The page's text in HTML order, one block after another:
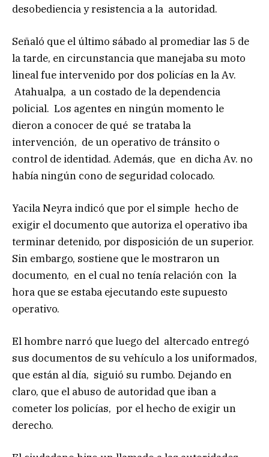
desobediencia y resistencia a la autoridad.
Señaló que el último sábado al promediar las 5 de
la tarde, en circunstancia que manejaba su moto
lineal fue intervenido por dos policías en la Av.
Atahualpa, a un costado de la dependencia
policial. Los agentes en ningún momento le
dieron a conocer de qué se trataba la
intervención, de un operativo de tránsito o
control de identidad. Además, que en dicha Av. no
había ningún cono de seguridad colocado.
Yacila Neyra indicó que por el simple hecho de
exigir el documento que autoriza el operativo iba
terminar detenido, por disposición de un superior.
Sin embargo, sostiene que le mostraron un
documento, en el cual no tenía relación con la
hora que se estaba ejecutando este supuesto
operativo.
El hombre narró que luego del altercado entregó
sus documentos de su vehículo a los uniformados,
que están al día, siguió su rumbo. Dejando en
claro, que el abuso de autoridad que iban a
cometer los policías, por el hecho de exigir un
derecho.